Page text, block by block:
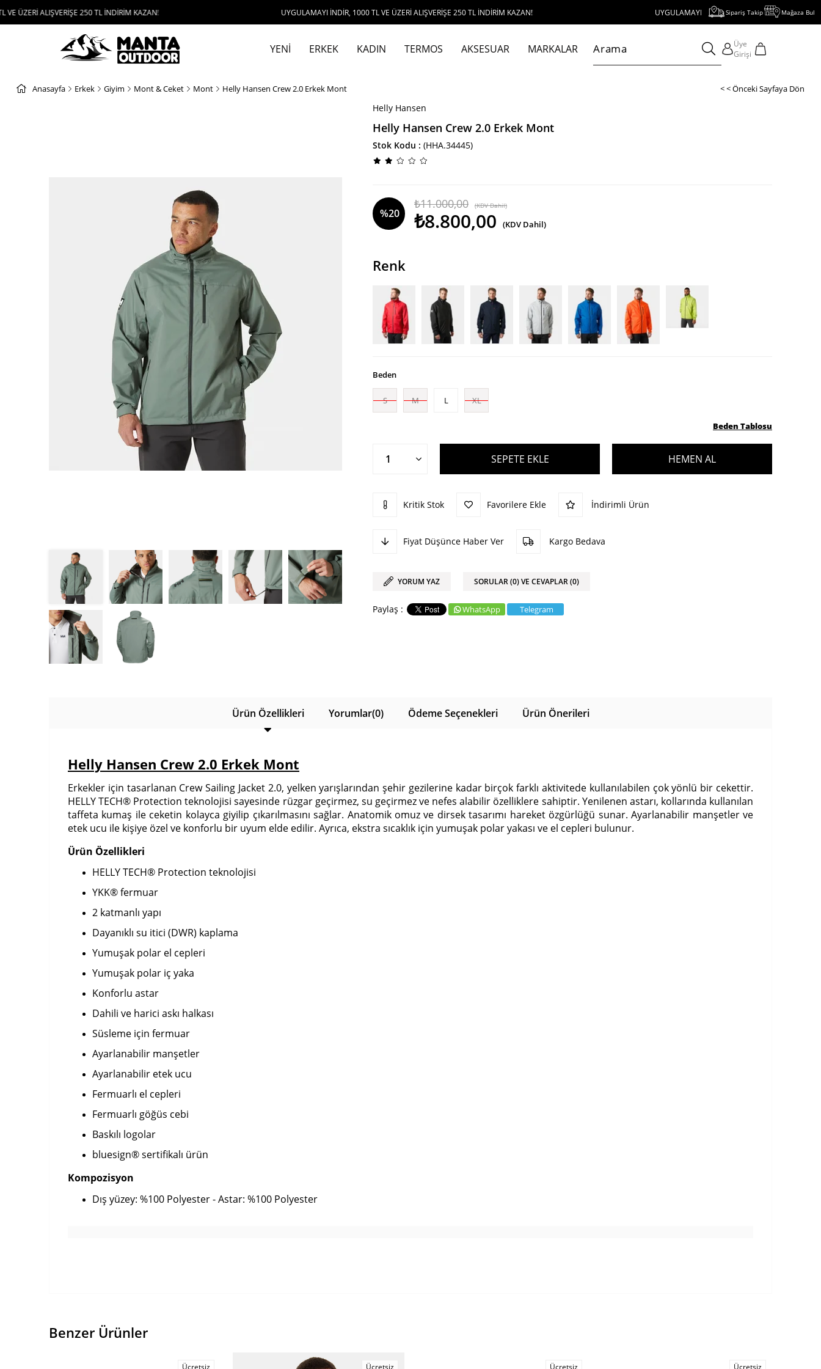
250 TL İNDİRİM KAZAN! UYGULAMAYI İNDİR, 1000 TL VE ÜZERİ ALIŞVERİŞE 250 TL İNDİRİM KAZAN! UYGULAMAYI İNDİR, 1000 TL VE ÜZERİ ALIŞVERİŞE 250 TL
Sipariş Takip Mağaza Bul
YENİ ERKEK KADIN TERMOS AKSESUAR MARKALAR
Üye
Girişi
Anasayfa Erkek Giyim Mont & Ceket Mont Helly Hansen Crew 2.0 Erkek Mont < < Önceki Sayfaya Dön
Helly Hansen
Helly Hansen Crew 2.0 Erkek Mont
Stok Kodu (HHA.34445)
%20
₺11.000,00 (KDV Dahil)
₺8.800,00 (KDV Dahil)
Renk
Beden
S M L XL
Beden Tablosu
Kritik Stok Favorilere Ekle İndirimli Ürün
Fiyat Düşünce Haber Ver Kargo Bedava
YORUM YAZ SORULAR (0) VE CEVAPLAR (0)
WhatsApp Telegram
Ürün Özellikleri Yorumlar(0) Ödeme Seçenekleri Ürün Önerileri
Helly Hansen Crew 2.0 Erkek Mont
Erkekler için tasarlanan Crew Sailing Jacket 2.0, yelken yarışlarından şehir gezilerine kadar birçok farklı aktivitede kullanılabilen çok yönlü bir cekettir.
HELLY TECH® Protection teknolojisi sayesinde rüzgar geçirmez, su geçirmez ve nefes alabilir özelliklere sahiptir. Yenilenen astarı, kollarında kullanılan
taffeta kumaş ile ceketin kolayca giyilip çıkarılmasını sağlar. Anatomik omuz ve dirsek tasarımı hareket özgürlüğü sunar. Ayarlanabilir manşetler ve
etek ucu ile kişiye özel ve konforlu bir uyum elde edilir. Ayrıca, ekstra sıcaklık için yumuşak polar yakası ve el cepleri bulunur.
Ürün Özellikleri
HELLY TECH® Protection teknolojisi
YKK® fermuar
2 katmanlı yapı
Dayanıklı su itici (DWR) kaplama
Yumuşak polar el cepleri
Yumuşak polar iç yaka
Konforlu astar
Dahili ve harici askı halkası
Süsleme için fermuar
Ayarlanabilir manşetler
Ayarlanabilir etek ucu
Fermuarlı el cepleri
Fermuarlı göğüs cebi
Baskılı logolar
bluesign® sertifikalı ürün
Kompozisyon
Dış yüzey: %100 Polyester - Astar: %100 Polyester
Benzer Ürünler